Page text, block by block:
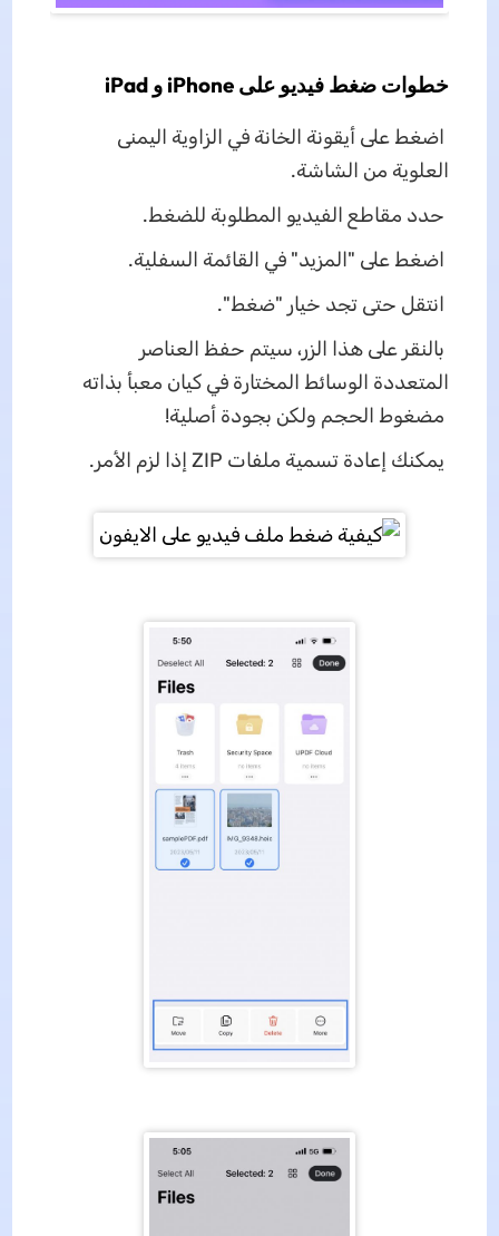
خطوات ضغط فيديو على iPhone و iPad
اضغط على أيقونة الخانة في الزاوية اليمنى
العلوية من الشاشة.
حدد مقاطع الفيديو المطلوبة للضغط.
اضغط على "المزيد" في القائمة السفلية.
انتقل حتى تجد خيار "ضغط".
بالنقر على هذا الزر، سيتم حفظ العناصر
المتعددة الوسائط المختارة في كيان معبأ بذاته
مضغوط الحجم ولكن بجودة أصلية!
يمكنك إعادة تسمية ملفات ZIP إذا لزم الأمر.